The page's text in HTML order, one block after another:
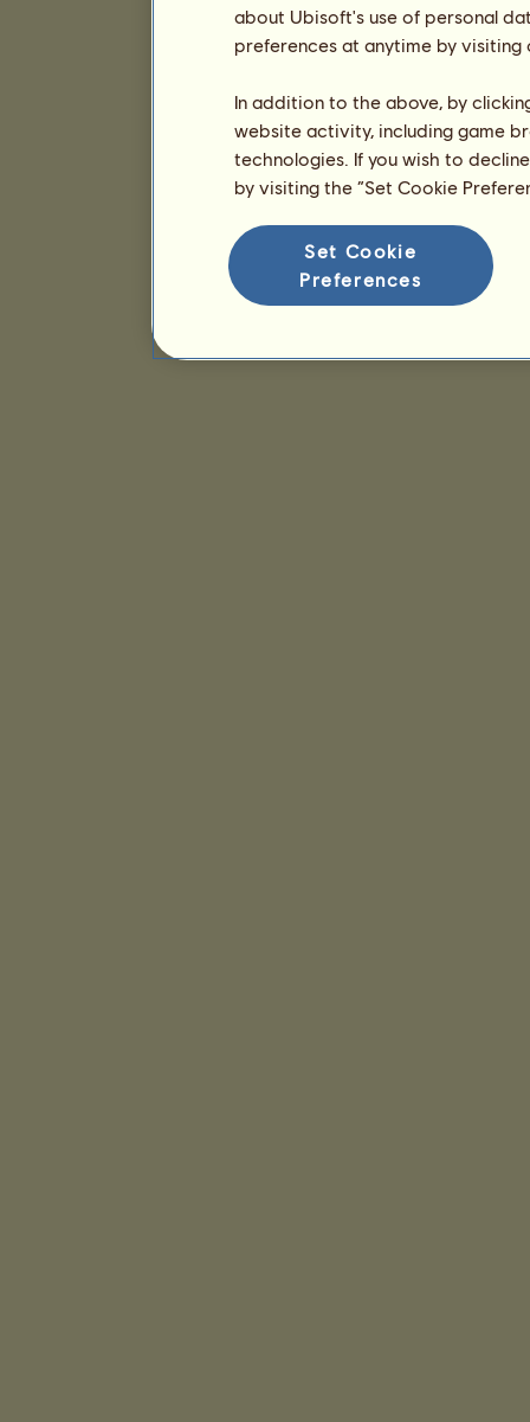
about Ubisoft's use of personal
preferences at anytime by
In addition to the above, by
website activity, including game
technologies. If you wish to
by visiting the “Set Cookie
Set Cookie
Preferences